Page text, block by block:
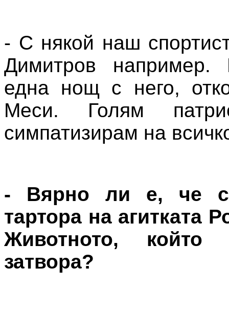
- С някой наш
Димитров например.
една нощ с него,
Меси. Голям
симпатизирам на
- Вярно ли е, че
тартора на агитката
Животното,
затвора?